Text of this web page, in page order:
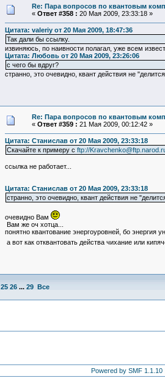
Re: Пара вопросов по квантовым
« Ответ #358 : 20 Мая 2009, 23:33:18 »
Цитата: valeriy от 20 Мая 2009, 18:47:36
Так дали бы ссылку.
извиняюсь, по наивности полагал, уже всем
Цитата: Любовь от 20 Мая 2009, 23:26:06
с чего бы вдруг?
странно, это очевидно, квант действия не
Re: Пара вопросов по квантовым
« Ответ #359 : 21 Мая 2009, 00:12:42 »
Цитата: Станислав от 20 Мая 2009, 23:33:18
Скачайте к примеру с ftp://
ссылка не работает...
Цитата: Станислав от 20 Мая 2009, 23:33:18
странно, это очевидно, квант действия не
очевидно Вам
Вам же оч хотца...
понятно квантование энергоуровней, бо энергия
а вот как отквантовать действа чихание или
25 26 ... 29 Все
Powered by SMF 1.1.10